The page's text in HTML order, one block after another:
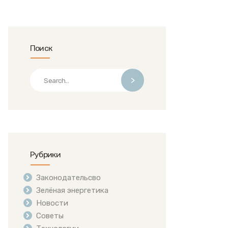
Поиск
>
Рубрики
Законодательсво
Зелёная энергетика
Новости
Советы